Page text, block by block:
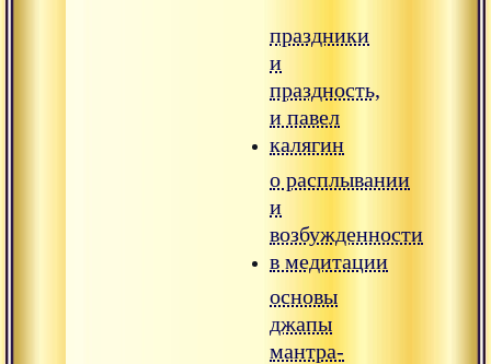
праздники
и
праздность,
и павел
калягин
о расплывании
и
возбужденности
в медитации
основы
джапы
мантра-